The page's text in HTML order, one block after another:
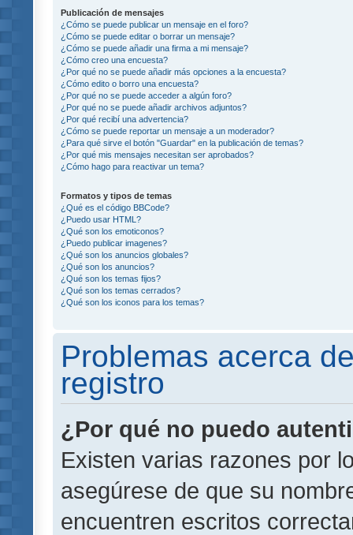
Publicación de mensajes
¿Cómo se puede publicar un mensaje en el foro?
¿Cómo se puede editar o borrar un mensaje?
¿Cómo se puede añadir una firma a mi mensaje?
¿Cómo creo una encuesta?
¿Por qué no se puede añadir más opciones a la encuesta?
¿Cómo edito o borro una encuesta?
¿Por qué no se puede acceder a algún foro?
¿Por qué no se puede añadir archivos adjuntos?
¿Por qué recibí una advertencia?
¿Cómo se puede reportar un mensaje a un moderador?
¿Para qué sirve el botón "Guardar" en la publicación de temas?
¿Por qué mis mensajes necesitan ser aprobados?
¿Cómo hago para reactivar un tema?
Formatos y tipos de temas
¿Qué es el código BBCode?
¿Puedo usar HTML?
¿Qué son los emoticonos?
¿Puedo publicar imagenes?
¿Qué son los anuncios globales?
¿Qué son los anuncios?
¿Qué son los temas fijos?
¿Qué son los temas cerrados?
¿Qué son los iconos para los temas?
Problemas acerca
registro
¿Por qué no puedo
Existen varias razones por
asegúrese de que su
encuentren escritos